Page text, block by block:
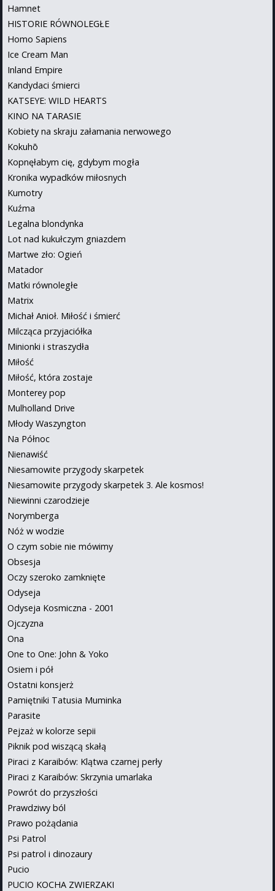
Hamnet
HISTORIE RÓWNOLEGŁE
Homo Sapiens
Ice Cream Man
Inland Empire
Kandydaci śmierci
KATSEYE: WILD HEARTS
KINO NA TARASIE
Kobiety na skraju załamania nerwowego
Kokuhō
Kopnęłabym cię, gdybym mogła
Kronika wypadków miłosnych
Kumotry
Kuźma
Legalna blondynka
Lot nad kukułczym gniazdem
Martwe zło: Ogień
Matador
Matki równoległe
Matrix
Michał Anioł. Miłość i śmierć
Milcząca przyjaciółka
Minionki i straszydła
Miłość
Miłość, która zostaje
Monterey pop
Mulholland Drive
Młody Waszyngton
Na Północ
Nienawiść
Niesamowite przygody skarpetek
Niesamowite przygody skarpetek 3. Ale kosmos!
Niewinni czarodzieje
Norymberga
Nóż w wodzie
O czym sobie nie mówimy
Obsesja
Oczy szeroko zamknięte
Odyseja
Odyseja Kosmiczna - 2001
Ojczyzna
Ona
One to One: John & Yoko
Osiem i pół
Ostatni konsjerż
Pamiętniki Tatusia Muminka
Parasite
Pejzaż w kolorze sepii
Piknik pod wiszącą skałą
Piraci z Karaibów: Klątwa czarnej perły
Piraci z Karaibów: Skrzynia umarlaka
Powrót do przyszłości
Prawdziwy ból
Prawo pożądania
Psi Patrol
Psi patrol i dinozaury
Pucio
PUCIO KOCHA ZWIERZAKI